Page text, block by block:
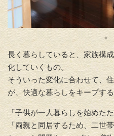
長く暮らしていると、家族構
化していくもの。
そういった変化に合わせて、
が、快適な暮らしをキープす
「子供が一人暮らしを始めた
「両親と同居するため、二世